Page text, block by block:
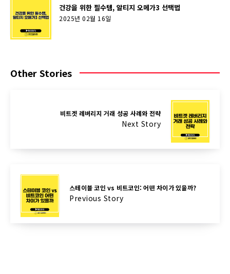
건강을 위한 필수템, 알티지 오메가3 선택법
2025년 02월 16일
Other Stories
비트겟 레버리지 거래 성공 사례와 전략
Next Story
스테이블 코인 vs 비트코인: 어떤 차이가 있을까?
Previous Story